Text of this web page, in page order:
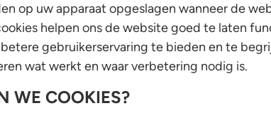
op uw apparaat opgeslagen wanneer de
helpen ons de website goed te laten
gebruikerservaring te bieden en te
wat werkt en waar verbetering nodig is.
WE COOKIES?